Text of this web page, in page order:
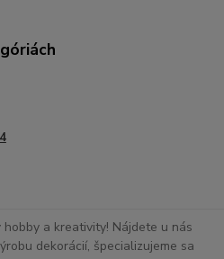
a kreativity! Nájdete u nás
dekorácií, špecializujeme sa